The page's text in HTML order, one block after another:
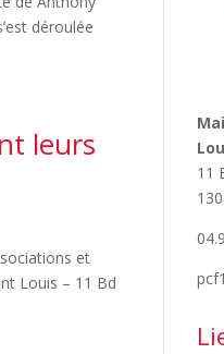
déroulée
leurs
et
Louis – 11 Bd
11